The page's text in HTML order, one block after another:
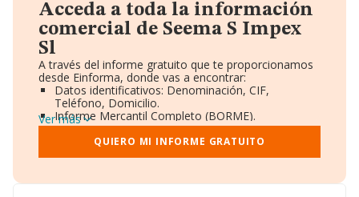
Acceda a toda la información
comercial de Seema S Impex
Sl
A través del informe gratuito que te proporcionamos
desde Einforma, donde vas a encontrar:
Datos identificativos: Denominación, CIF,
Teléfono, Domicilio.
Informe Mercantil Completo (BORME).
Gráficos de Evolución Ventas y Empleados.
Consejo de Administración y Administradores.
Directivos y Ejecutivos.
Ver más
QUIERO MI INFORME GRATUITO